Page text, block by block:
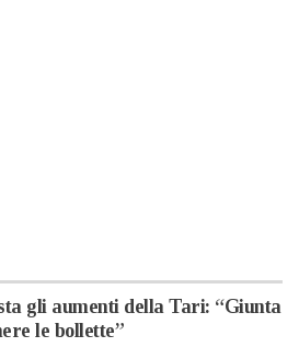
gli aumenti della Tari: “Giunta
le bollette”